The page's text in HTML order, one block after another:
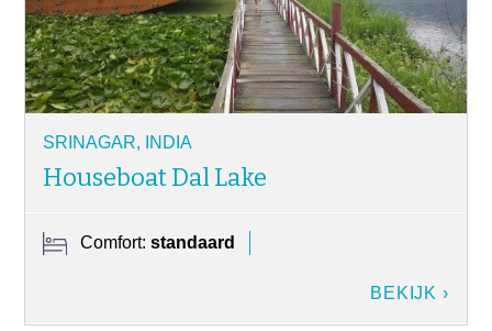
SRINAGAR, INDIA
Houseboat Dal Lake
Comfort:standaard
BEKIJK ›